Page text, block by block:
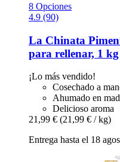
8 Opciones
4.9 (90)
La Chinata
para rellenar, 1 kg
¡Lo más vendido!
Cosechado a
Ahumado en
Delicioso aroma
21,99 € (21,99 € / kg)
Entrega hasta el 18